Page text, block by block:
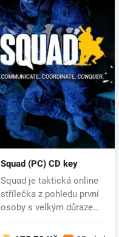
Squad (PC) CD key
Squad je taktická online
střílečka z pohledu první
osoby s velkým důrazem